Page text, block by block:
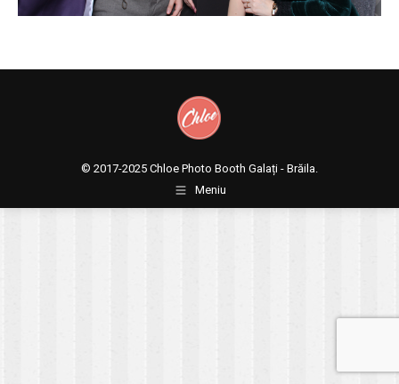
© 2017-2025 Chloe Photo Booth Galați - Brăila.
Meniu